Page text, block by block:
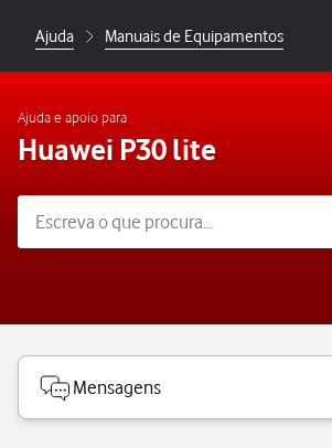
Ajuda Manuais de Equipamentos
Ajuda e apoio para
Huawei P30 lite
Mensagens